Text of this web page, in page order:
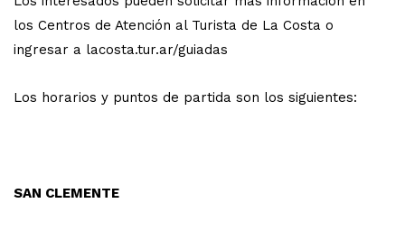
los Centros de Atención al Turista de La Costa o
ingresar a lacosta.tur.ar/guiadas
Los horarios y puntos de partida son los siguientes:
SAN CLEMENTE